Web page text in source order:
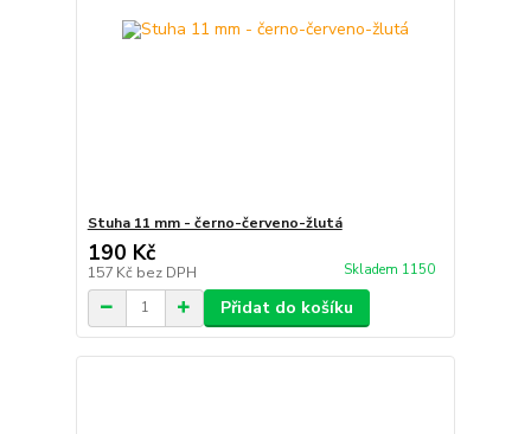
Stuha 11 mm - černo-červeno-žlutá
190 Kč
157 Kč bez DPH Skladem 1150
Přidat do košíku